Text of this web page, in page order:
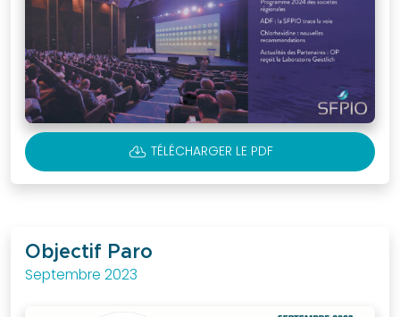
CLOUD_DOWNLOAD TÉLÉCHARGER LE PDF
Objectif Paro
Septembre 2023